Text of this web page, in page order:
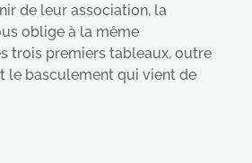
de leur association, la
oblige à la même
trois premiers tableaux, outre
le basculement qui vient de